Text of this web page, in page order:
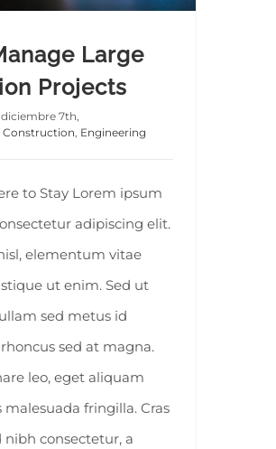
Large
Projects
diciembre 7th,
Construction Engineering
to Stay Lorem ipsum
adipiscing elit.
elementum vitae
ut enim. Sed ut
sed metus id
sed at magna.
leo, eget aliquam
malesuada fringilla. Cras
consectetur, a